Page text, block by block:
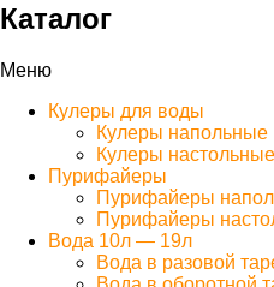
Каталог
Меню
Кулеры для воды
Кулеры напольные
Кулеры настольные
Пурифайеры
Пурифайеры
Пурифайеры
Вода 10л — 19л
Вода в разовой